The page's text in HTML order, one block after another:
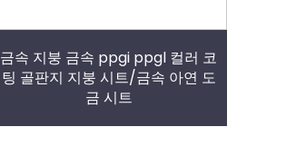
금속 지붕 금속 ppgi ppgl 컬러 코
팅 골판지 지붕 시트/금속 아연 도
금 시트